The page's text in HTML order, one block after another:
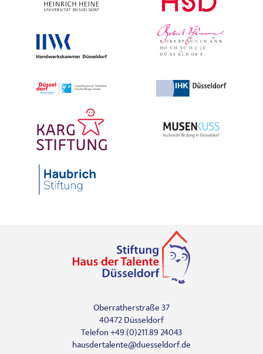
Oberratherstraße 37
40472 Düsseldorf
Telefon +49.(0)211.89 24043
hausdertalente@duesseldorf.de